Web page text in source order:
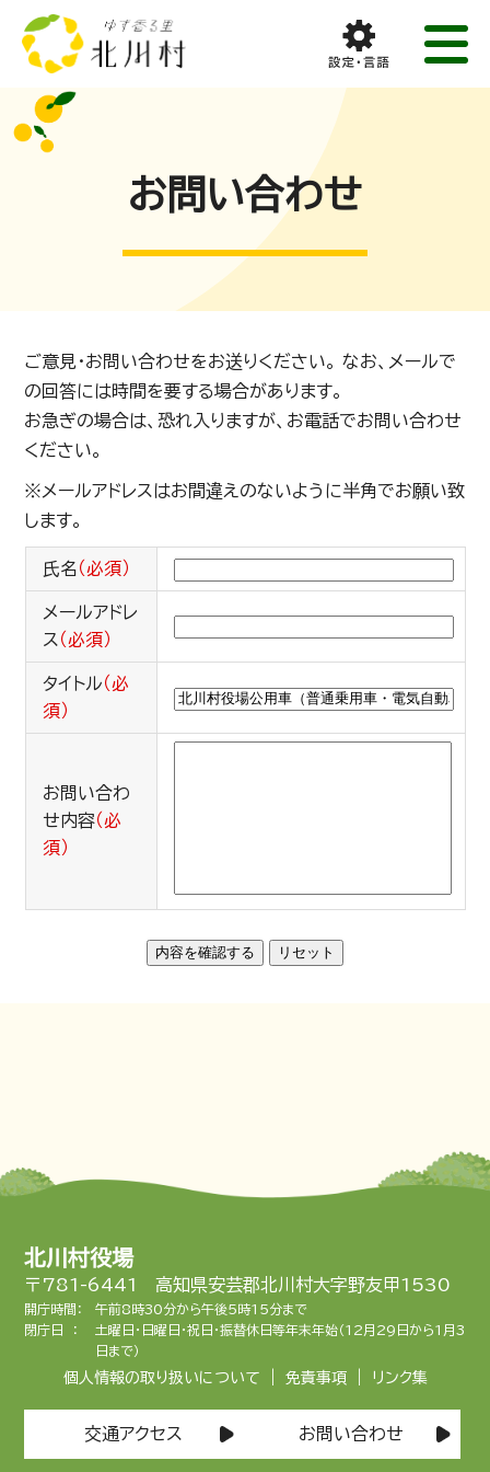
お問い合わせ
ご意見・お問い合わせをお送りください。 なお、メールで
の回答には時間を要する場合があります。
お急ぎの場合は、恐れ入りますが、お電話でお問い合わせ
ください。
※メールアドレスはお間違えのないように半角でお願い致
します。
氏名（必須）
メールアドレ
ス（必須）
タイトル（必
須）
お問い合わ
せ内容（必
須）
北川村役場
〒781-6441 高知県安芸郡北川村大字野友甲1530
開庁時間：
午前8時30分から午後5時15分まで
閉庁日 ：
土曜日・日曜日・祝日・振替休日等年末年始（12月29日から1月3
日まで）
個人情報の取り扱いについて 免責事項 リンク集
交通アクセス お問い合わせ